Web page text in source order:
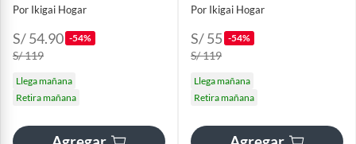
Por Ikigai Hogar
S/ 54.90 -54%
S/ 119
Llega mañana
Retira mañana
Por Ikigai Hogar
S/ 55 -54%
S/ 119
Llega mañana
Retira mañana